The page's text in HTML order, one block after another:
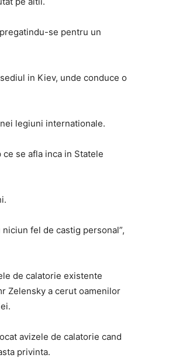
se pentru un
in Kiev, unde conduce o
legiuni internationale.
se afla inca in Statele
fel de castig personal”,
de calatorie existente
Zelensky a cerut oamenilor
avizele de calatorie cand
privinta.